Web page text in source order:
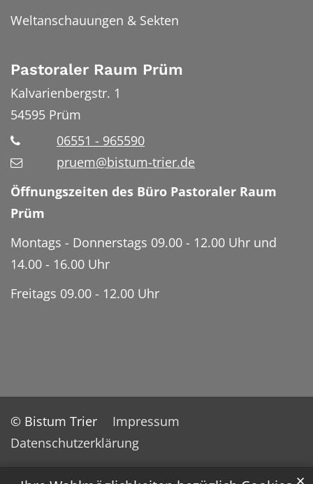
Weltanschauungen & Sekten
Pastoraler Raum Prüm
Kalvarienbergstr. 1
54595 Prüm
06551 - 965590
pruem@bistum-trier.de
Öffnungszeiten des Büro Pastoraler Raum
Prüm
Montags - Donnerstags 09.00 - 12.00 Uhr und
14.00 - 16.00 Uhr
Freitags 09.00 - 12.00 Uhr
© Bistum Trier
Impressum
Datenschutzerklärung